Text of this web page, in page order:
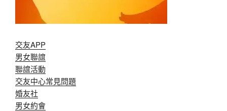
交友APP
男女聯誼
聯誼活動
交友中心常見問題
婚友社
男女約會